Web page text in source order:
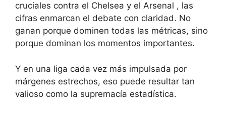
cruciales contra el Chelsea y el Arsenal , las
cifras enmarcan el debate con claridad. No
ganan porque dominen todas las métricas, sino
porque dominan los momentos importantes.
Y en una liga cada vez más impulsada por
márgenes estrechos, eso puede resultar tan
valioso como la supremacía estadística.